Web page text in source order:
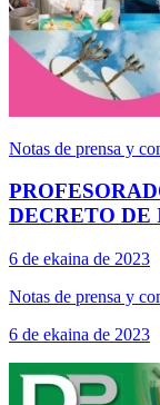
Notas de prensa y
DECRETO
6 de ekaina de 2023
Notas de prensa y
6 de ekaina de 2023